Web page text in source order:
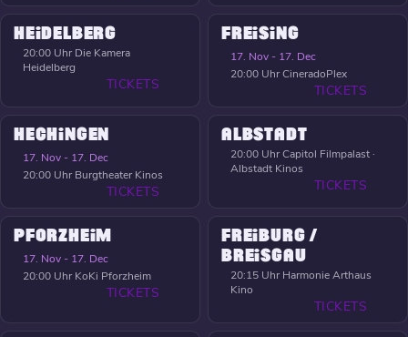
HEIDELBERG
20:00 Uhr Die Kamera
Heidelberg
TICKETS
FREISING
17. Nov - 17. Dec
20:00 UhrCineradoPlex
TICKETS
HECHINGEN
17. Nov - 17. Dec
20:00 Uhr Burgtheater Kinos
TICKETS
ALBSTADT
20:00 UhrCapitol Filmpalast ·
Albstadt Kinos
TICKETS
PFORZHEIM
17. Nov - 17. Dec
20:00 Uhr KoKi Pforzheim
TICKETS
FREIBURG /
BREISGAU
20:15 Uhr Harmonie Arthaus
Kino
TICKETS